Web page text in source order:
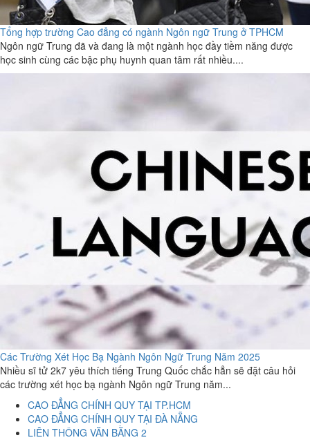
Tổng hợp trường Cao đẳng có ngành Ngôn ngữ Trung ở TPHCM
Ngôn ngữ Trung đã và đang là một ngành học đầy tiềm năng được
học sinh cùng các bậc phụ huynh quan tâm rất nhiều....
Các Trường Xét Học Bạ Ngành Ngôn Ngữ Trung Năm 2025
Nhiều sĩ tử 2k7 yêu thích tiếng Trung Quốc chắc hẳn sẽ đặt câu hỏi
các trường xét học bạ ngành Ngôn ngữ Trung năm...
CAO ĐẲNG CHÍNH QUY TẠI TP.HCM
CAO ĐẲNG CHÍNH QUY TẠI ĐÀ NẴNG
LIÊN THÔNG VĂN BẰNG 2